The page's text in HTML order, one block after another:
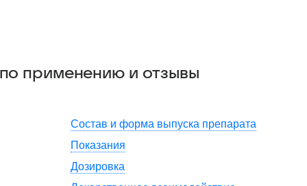
применению и отзывы
Состав и форма выпуска препарата
Показания
Дозировка